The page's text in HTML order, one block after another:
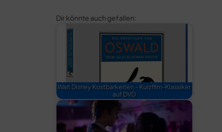
Dir könnte auch gefallen:
Walt Disney Kostbarkeiten – Kurzfilm-Klassiker
auf DVD